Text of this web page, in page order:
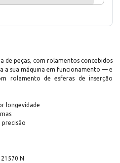
de peças, com rolamentos concebidos
a sua máquina em funcionamento — e
rolamento de esferas de inserção
longevidade
precisão
N